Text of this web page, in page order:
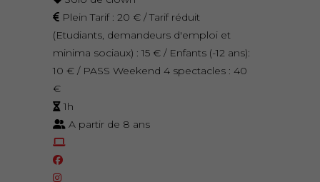
Plein Tarif : 20 € / Tarif réduit
(Etudiants, demandeurs d'emploi et
minima sociaux) : 15 € / Enfants (-12 ans):
10 € / PASS Weekend 4 spectacles : 40
€
1h
A partir de 8 ans